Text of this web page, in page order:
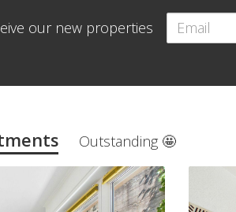
our new properties
Outstanding 🤩